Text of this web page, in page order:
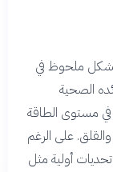
بشكل ملحوظ في
الصحية
في مستوى الطاقة
على الرغم
أولية مثل